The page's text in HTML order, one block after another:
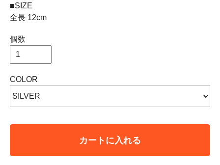
■SIZE
全長 12cm
個数
COLOR
カートに入れる